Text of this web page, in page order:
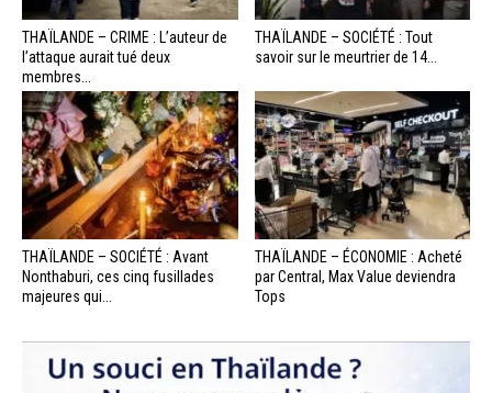
THAÏLANDE – CRIME : L’auteur de
l’attaque aurait tué deux
membres...
THAÏLANDE – SOCIÉTÉ : Tout
savoir sur le meurtrier de 14...
THAÏLANDE – SOCIÉTÉ : Avant
Nonthaburi, ces cinq fusillades
majeures qui...
THAÏLANDE – ÉCONOMIE : Acheté
par Central, Max Value deviendra
Tops